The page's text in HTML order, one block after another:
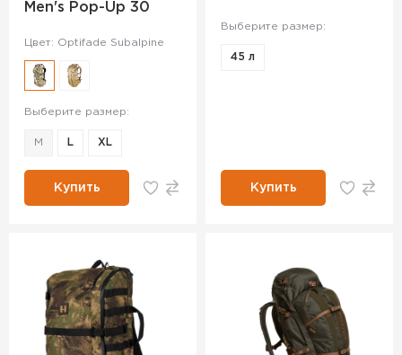
Men's Pop-Up 30
Цвет: Optifade Subalpine
Выберите размер:
M L XL
Купить
Выберите размер:
45 л
Купить